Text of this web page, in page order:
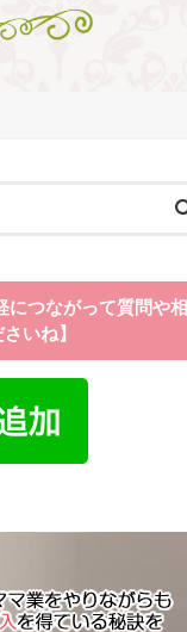
につながって質問や相
いね】